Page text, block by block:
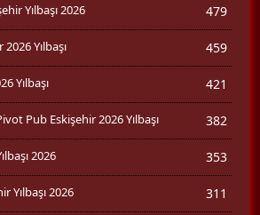
Yılbaşı 2026 479
Yılbaşı 459
Yılbaşı 421
Pub Eskişehir 2026 Yılbaşı 382
2026 353
Yılbaşı 2026 311